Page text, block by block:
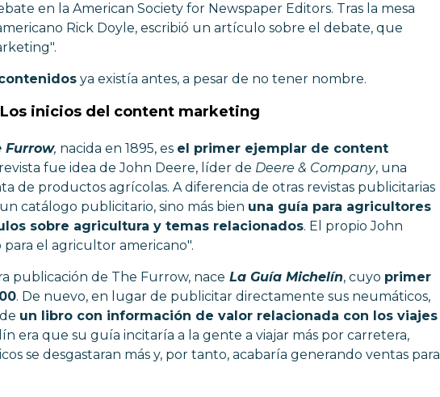
en la American Society for Newspaper Editors. Tras la mesa
Rick Doyle, escribió un artículo sobre el debate, que
ya existía antes, a pesar de no tener nombre.
inicios del content marketing
Furrow, nacida en 1895, es el primer ejemplar de content
revista fue idea de John Deere, líder de Deere & Company, una
de productos agrícolas. A diferencia de otras revistas publicitarias
catálogo publicitario, sino más bien una guía para agricultores
sobre agricultura y temas relacionados. El propio John
el agricultor americano".
publicación de The Furrow, nace La Guía Michelín, cuyo primer
. De nuevo, en lugar de publicitar directamente sus neumáticos,
un libro con información de valor relacionada con los viajes
era que su guía incitaría a la gente a viajar más por carretera,
se desgastaran más y, por tanto, acabaría generando ventas para